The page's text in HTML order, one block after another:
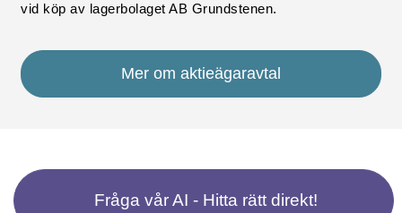
vid köp av lagerbolaget AB Grundstenen.
Mer om aktieägaravtal
Fråga vår AI - Hitta rätt direkt!